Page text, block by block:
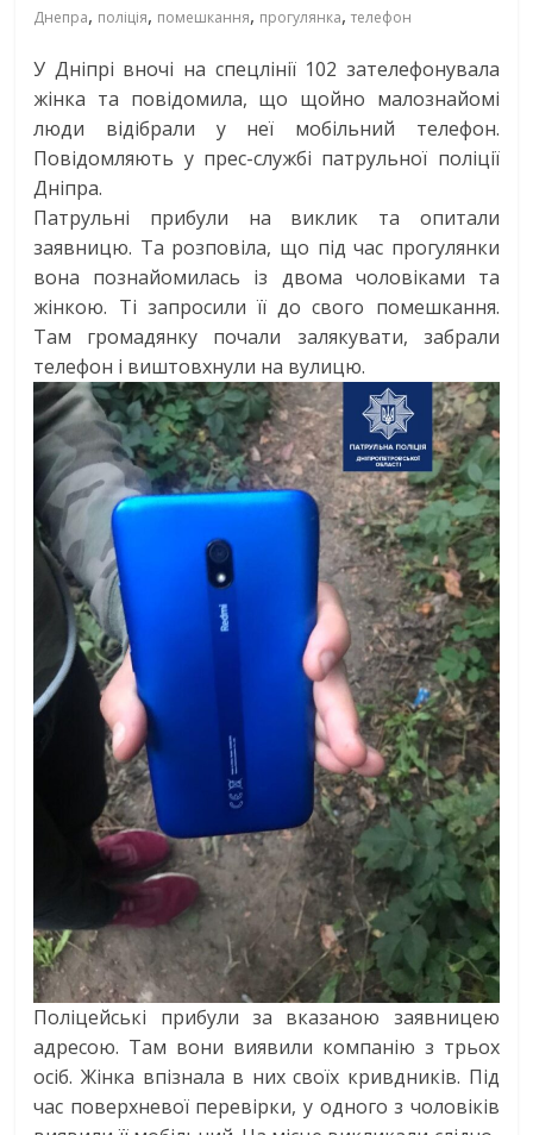
Днепра, поліція, помешкання, прогулянка,телефон
У Дніпрі вночі на спецлінії 102 зателефонувала
жінка та повідомила, що щойно малознайомі
люди відібрали у неї мобільний телефон.
Повідомляють у прес-службі патрульної поліції
Дніпра.
Патрульні прибули на виклик та опитали
заявницю. Та розповіла, що під час прогулянки
вона познайомилась із двома чоловіками та
жінкою. Ті запросили її до свого помешкання.
Там громадянку почали залякувати, забрали
телефон і виштовхнули на вулицю.
Поліцейські прибули за вказаною заявницею
адресою. Там вони виявили компанію з трьох
осіб. Жінка впізнала в них своїх кривдників. Під
час поверхневої перевірки, у одного з чоловіків